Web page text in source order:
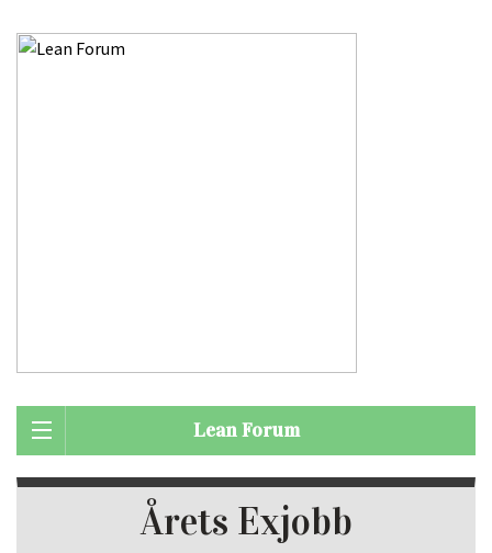
Lean Forum
Årets Exjobb